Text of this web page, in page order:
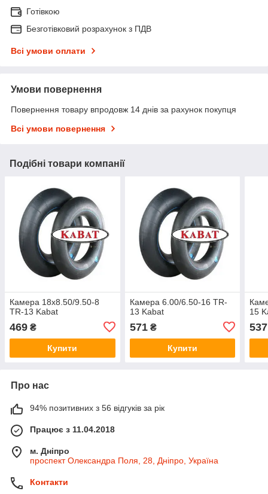
Готівкою
Безготівковий розрахунок з ПДВ
Всі умови оплати
Умови повернення
Повернення товару впродовж 14 днів за рахунок покупця
Всі умови повернення
Подібні товари компанії
Камера 18x8.50/9.50-8
TR-13 Kabat
469 ₴
Купити
Камера 6.00/6.50-16 TR-
13 Kabat
571₴
Купити
15
537
Про нас
94% позитивних з 56 відгуків за рік
Працює з 11.04.2018
м. Дніпро
проспект Олександра Поля, 28, Дніпро, Україна
Контакти